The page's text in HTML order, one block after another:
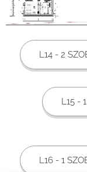
L14 - 2
L15 -
L16 - 1